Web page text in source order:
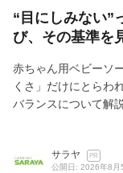
“目にしみない”
び、その基準を
赤ちゃん用ベビーソ
くさ」だけにとらわ
バランスについて解
サラヤ PR
公開日: 2026年8月